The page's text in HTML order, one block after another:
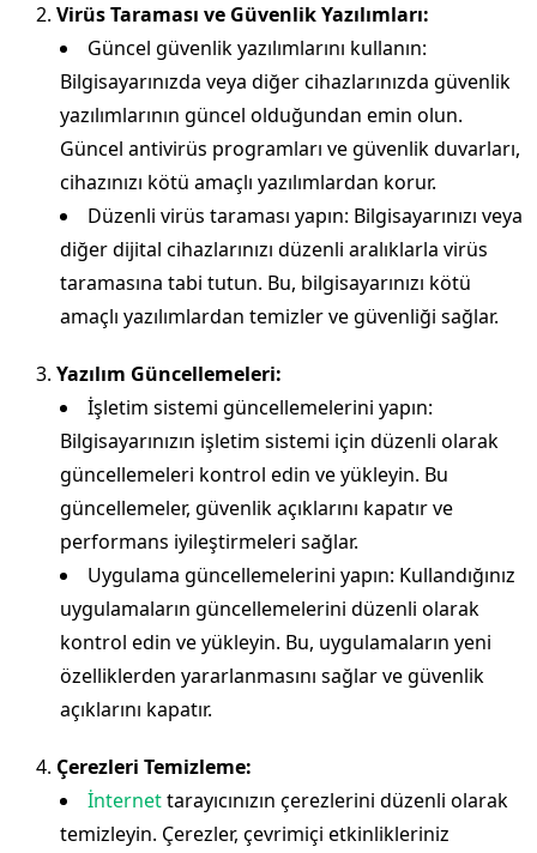
Virüs Taraması ve Güvenlik Yazılımları:
Güncel güvenlik yazılımlarını kullanın:
Bilgisayarınızda veya diğer cihazlarınızda güvenlik
yazılımlarının güncel olduğundan emin olun.
Güncel antivirüs programları ve güvenlik duvarları,
cihazınızı kötü amaçlı yazılımlardan korur.
Düzenli virüs taraması yapın: Bilgisayarınızı veya
diğer dijital cihazlarınızı düzenli aralıklarla virüs
taramasına tabi tutun. Bu, bilgisayarınızı kötü
amaçlı yazılımlardan temizler ve güvenliği sağlar.
Yazılım Güncellemeleri:
İşletim sistemi güncellemelerini yapın:
Bilgisayarınızın işletim sistemi için düzenli olarak
güncellemeleri kontrol edin ve yükleyin. Bu
güncellemeler, güvenlik açıklarını kapatır ve
performans iyileştirmeleri sağlar.
Uygulama güncellemelerini yapın: Kullandığınız
uygulamaların güncellemelerini düzenli olarak
kontrol edin ve yükleyin. Bu, uygulamaların yeni
özelliklerden yararlanmasını sağlar ve güvenlik
açıklarını kapatır.
Çerezleri Temizleme:
İnternettarayıcınızın çerezlerini düzenli olarak
temizleyin. Çerezler, çevrimiçi etkinlikleriniz